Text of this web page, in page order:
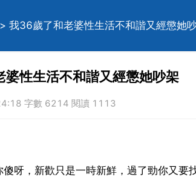
> 我36歲了和老婆性生活不和諧又經懲她
性生活不和諧又經懲她吵架
字數 6214 閱讀 1113
呀，新歡只是一時新鮮，過了勁你又